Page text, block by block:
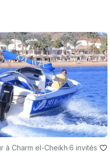
à Charm el-Cheikh·6 invités